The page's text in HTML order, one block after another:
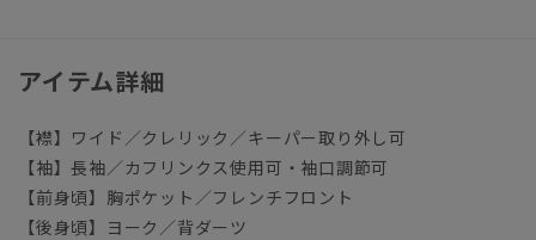
アイテム詳細
【襟】ワイド／クレリック／キーパー取り外し可
【袖】長袖／カフリンクス使用可・袖口調節可
【前身頃】胸ポケット／フレンチフロント
【後身頃】ヨーク／背ダーツ